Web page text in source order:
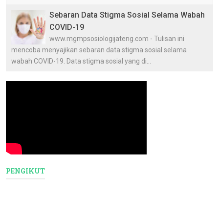
Sebaran Data Stigma Sosial Selama Wabah
COVID-19
www.mgmpsosiologijateng.com - Tulisan ini
mencoba menyajikan sebaran data stigma sosial selama
wabah COVID-19. Data stigma sosial yang di...
PENGIKUT